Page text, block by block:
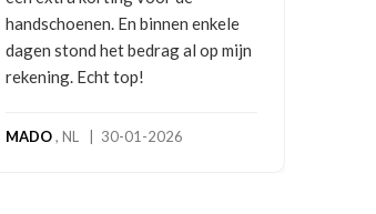
handschoenen. En binnen enkele
dagen stond het bedrag al op mijn
rekening. Echt top!
MADO, NL | 30-01-2026